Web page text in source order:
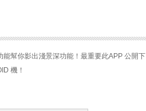
幫你影出淺景深功能！最重要此APP 公開下
機！